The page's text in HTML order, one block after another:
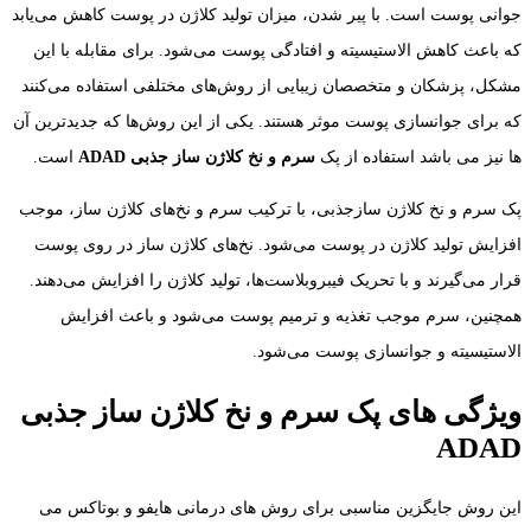
جوانی پوست است. با پیر شدن، میزان تولید کلاژن در پوست کاهش می‌یابد
که باعث کاهش الاستیسیته و افتادگی پوست می‌شود. برای مقابله با این
مشکل، پزشکان و متخصصان زیبایی از روش‌های مختلفی استفاده می‌کنند
که برای جوانسازی پوست موثر هستند. یکی از این روش‌ها که جدیدترین آن
ها نیز می باشد استفاده از پک سرم و نخ کلاژن ساز جذبی ADAD است.
پک سرم و نخ کلاژن سازجذبی، با ترکیب سرم و نخ‌های کلاژن ساز، موجب
افزایش تولید کلاژن در پوست می‌شود. نخ‌های کلاژن ساز در روی پوست
قرار می‌گیرند و با تحریک فیبروبلاست‌ها، تولید کلاژن را افزایش می‌دهند.
همچنین، سرم موجب تغذیه و ترمیم پوست می‌شود و باعث افزایش
الاستیسیته و جوانسازی پوست می‌شود.
ویژگی های پک سرم و نخ کلاژن ساز جذبی
ADAD
این روش جایگزین مناسبی برای روش های درمانی هایفو و بوتاکس می